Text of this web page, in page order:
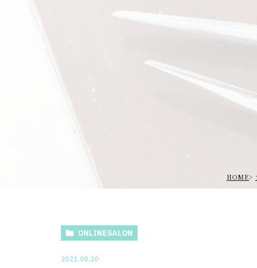
HOME
ONLINESALON
2021.08.20